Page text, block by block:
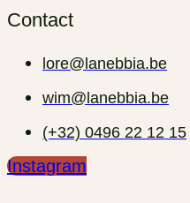
Contact
lore@lanebbia.be
wim@lanebbia.be
(+32) 0496 22 12 15‬
Instagram